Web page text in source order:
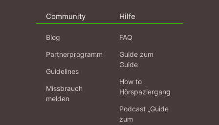
Community
Blog
Partnerprogramm
Guidelines
Missbrauch
melden
Hilfe
FAQ
Guide zum
Guide
How to
Hörspaziergang
Podcast „Guide
zum